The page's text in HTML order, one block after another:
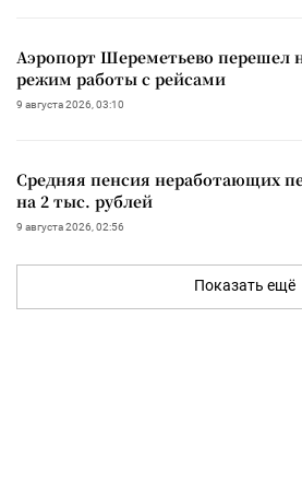
Аэропорт Шереметьево перешел
режим работы с рейсами
9 августа 2026, 03:10
Средняя пенсия неработающих
на 2 тыс. рублей
9 августа 2026, 02:56
Показать ещё